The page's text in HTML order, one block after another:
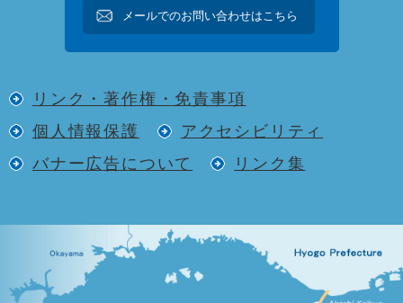
メールでのお問い合わせはこちら
リンク・著作権・免責事項
個人情報保護
アクセシビリティ
バナー広告について
リンク集